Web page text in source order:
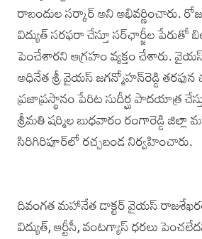
రాబందుల సర్కార్ అ‌ని అభివర్ణించారు.
విద్యుత్ సరఫరా చేస్తూ స‌ర్‌ఛార్జీల పేరుతో
పెంచేశారని ఆగ్రహం వ్యక్తం చేశారు.
అధినేత శ్రీ వైయస్‌ జగన్మోహన్‌రెడ్డి
ప్రజాప్రస్థానం పేరిట సుదీర్ఘ పాదయాత్ర
శ్రీమతి షర్మిల బుధవారం రంగారెడ్డి
సిరిగిరిపూర్‌లో రచ్చబండ నిర్వహించారు.
దివంగత మహానేత డాక్టర్ వైయస్‌
విద్యుత్, ఆర్టీసీ, ‌వంటగ్యాస్ ధరలు